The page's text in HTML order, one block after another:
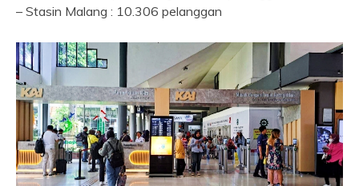
– Stasin Malang : 10.306 pelanggan